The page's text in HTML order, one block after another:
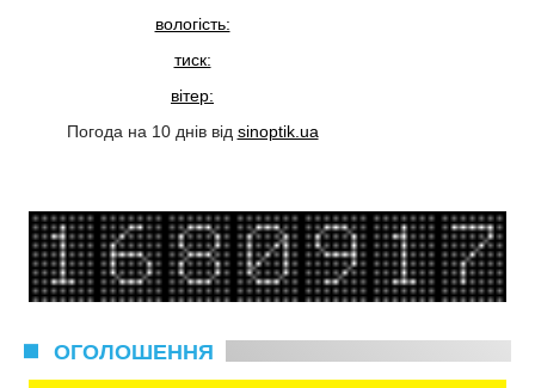
вологість:
тиск:
вітер:
Погода на 10 днів від sinoptik.ua
ОГОЛОШЕННЯ